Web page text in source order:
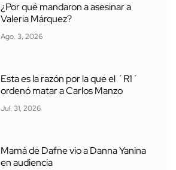
¿Por qué mandaron a asesinar a
Valeria Márquez?
Ago. 3, 2026
Esta es la razón por la que el ´R1´
ordenó matar a Carlos Manzo
Jul. 31, 2026
Mamá de Dafne vio a Danna Yanina
en audiencia